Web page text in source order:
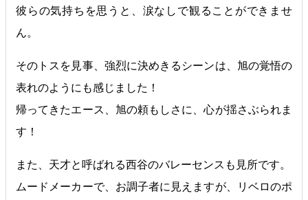
彼らの気持ちを思うと、涙なしで観ることができませ
ん。
そのトスを見事、強烈に決めきるシーンは、旭の覚悟の
表れのようにも感じました！
帰ってきたエース、旭の頼もしさに、心が揺さぶられま
す！
また、天才と呼ばれる西谷のバレーセンスも見所です。
ムードメーカーで、お調子者に見えますが、リベロのポ